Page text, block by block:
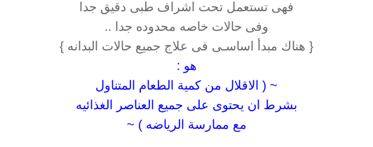
فهى تستعمل تحت اشراف طبى دقيق جدا
وفى حالات خاصه محدوده جدا ..
{ هناك مبدأ اساسـى فى علاج جميع حالات البدانه }
هو :
~ ( الاقلال من كمية الطعام المتناول
بشرط ان يحتوى على جميع العناصر الغذائيه
مع ممارسة الرياضه ) ~